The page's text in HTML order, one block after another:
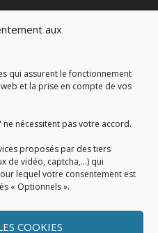
aux
qui assurent le fonctionnement
et la prise en compte de vos
nécessitent pas votre accord.
proposés par des tiers
de vidéo, captcha,...) qui
lequel votre consentement est
« Optionnels ».
COOKIES